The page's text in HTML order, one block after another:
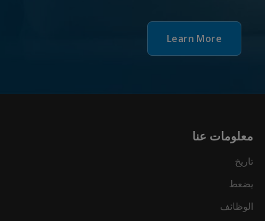
Learn More
معلومات عنا
تاريخ
يضعط
الوظائف